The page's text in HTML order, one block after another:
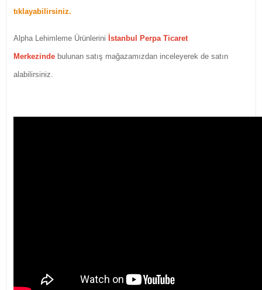
tıklayabilirsiniz.
Alpha Lehimleme Ürünlerini İstanbul Perpa Ticaret
Merkezinde bulunan satış mağazamızdan inceleyerek de satın
alabilirsiniz.